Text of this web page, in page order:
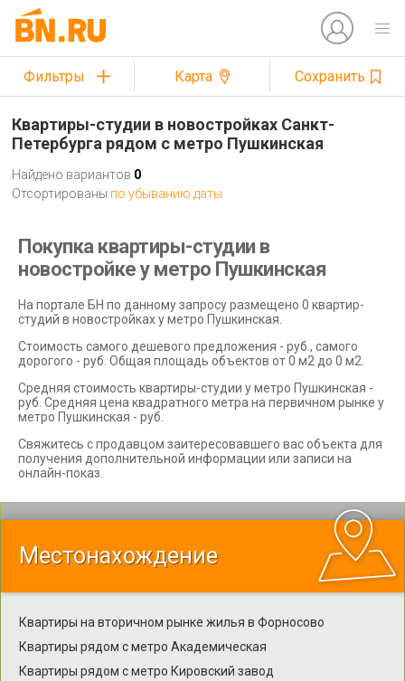
Фильтры Карта Сохранить
Квартиры-студии в новостройках Санкт-
Петербурга рядом с метро Пушкинская
Найдено вариантов 0
Отсортированы по убыванию даты
Покупка квартиры-студии в
новостройке у метро Пушкинская
На портале БН по данному запросу размещено 0 квартир-
студий в новостройках у метро Пушкинская.
Стоимость самого дешевого предложения - руб., самого
дорогого - руб. Общая площадь объектов от 0 м2 до 0 м2.
Средняя стоимость квартиры-студии у метро Пушкинская -
руб. Средняя цена квадратного метра на первичном рынке у
метро Пушкинская - руб.
Свяжитесь с продавцом заитересовавшего вас объекта для
получения дополнительной информации или записи на
онлайн-показ.
Местонахождение
Квартиры на вторичном рынке жилья в Форносово
Квартиры рядом с метро Академическая
Квартиры рядом с метро Кировский завод